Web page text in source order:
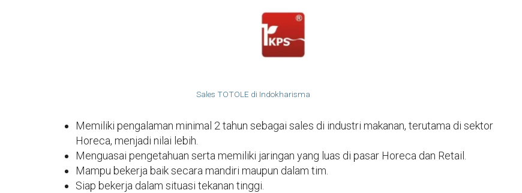
Sales TOTOLE di Indokharisma
Memiliki pengalaman minimal 2 tahun sebagai sales di industri makanan, terutama di sektor
Horeca, menjadi nilai lebih.
Menguasai pengetahuan serta memiliki jaringan yang luas di pasar Horeca dan Retail.
Mampu bekerja baik secara mandiri maupun dalam tim.
Siap bekerja dalam situasi tekanan tinggi.